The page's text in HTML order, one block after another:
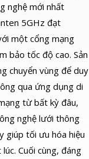
nghệ mới nhất
5GHz đạt
một cổng mạng
bảo tốc độ cao. Sản
chuyển vùng để duy
qua ứng dụng di
từ bất kỳ đâu,
nghệ lưới thông
giúp tối ưu hóa hiệu
Cuối cùng, đáng